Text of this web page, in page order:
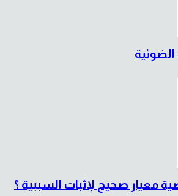
معيار صحيح لإثبات السببية ؟